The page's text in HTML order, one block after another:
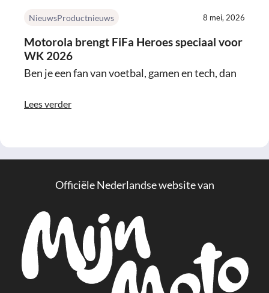
NieuwsProductnieuws 8 mei, 2026
Motorola brengt FiFa Heroes speciaal voor
WK 2026
Ben je een fan van voetbal, gamen en tech, dan
Lees verder
Officiële Nederlandse website van